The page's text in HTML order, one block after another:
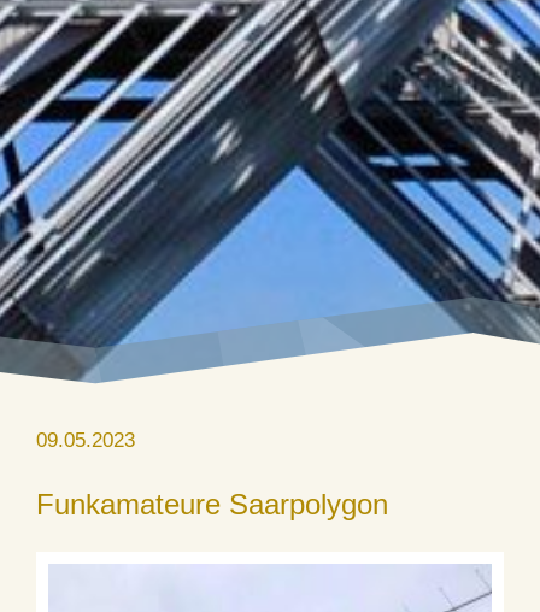
09.05.2023
Funkamateure Saarpolygon